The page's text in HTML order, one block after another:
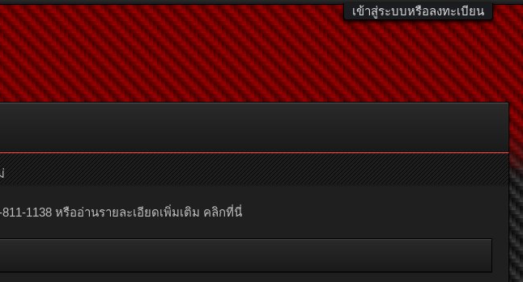
เข้าสู่ระบบหรือลงทะเบียน
1138 หรืออ่านรายละเอียดเพิ่มเติม คลิกที่นี่